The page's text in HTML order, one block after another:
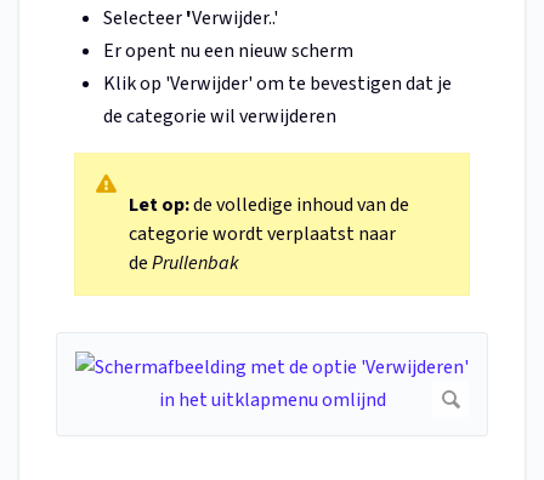
Selecteer'Verwijder..'
Er opent nu een nieuw scherm
Klik op 'Verwijder' om te bevestigen dat je
de categorie wil verwijderen
Let op:de volledige inhoud van de
categorie wordt verplaatst naar
dePrullenbak